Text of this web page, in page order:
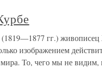
гг.) живописец
изображением
То, чего мы не видим,